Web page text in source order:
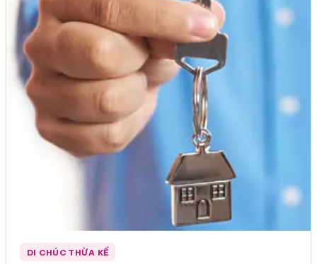
DI CHÚC THỪA KẾ